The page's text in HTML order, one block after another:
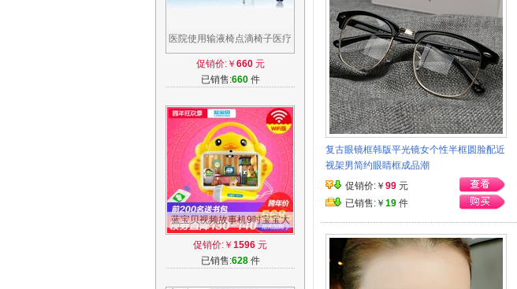
医院使用输液椅点滴椅子医疗
等候室诊所输液架三人位输液
坐椅特价
促销价:￥ 660元
已销售:660件
蓝宝贝视频故事机9吋宝宝大
黄鸭早教机儿童学习机益智玩
具3-6岁
促销价:￥ 1596 元
已销售:628件
复古眼镜框韩版平光镜女个性半框圆脸配近
视架男简约眼睛框成品潮
促销价:￥ 99 元
已销售:￥ 19 件